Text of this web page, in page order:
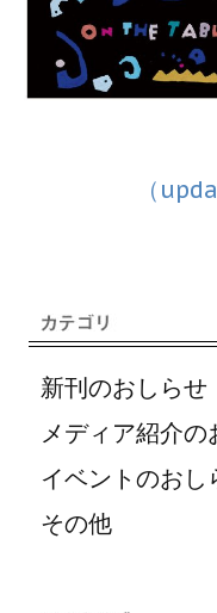
（
新刊のおしらせ
メディア紹介の
イベントのおし
その他